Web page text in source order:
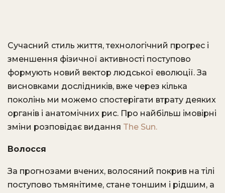
Сучасний стиль життя, технологічний прогрес і
зменшення фізичної активності поступово
формують новий вектор людської еволюції. За
висновками дослідників, вже через кілька
поколінь ми можемо спостерігати втрату деяких
органів і анатомічних рис. Про найбільш імовірні
зміни розповідає видання The Sun.
Волосся
За прогнозами вчених, волосяний покрив на тілі
поступово тьмянітиме, стане тоншим і рідшим, а